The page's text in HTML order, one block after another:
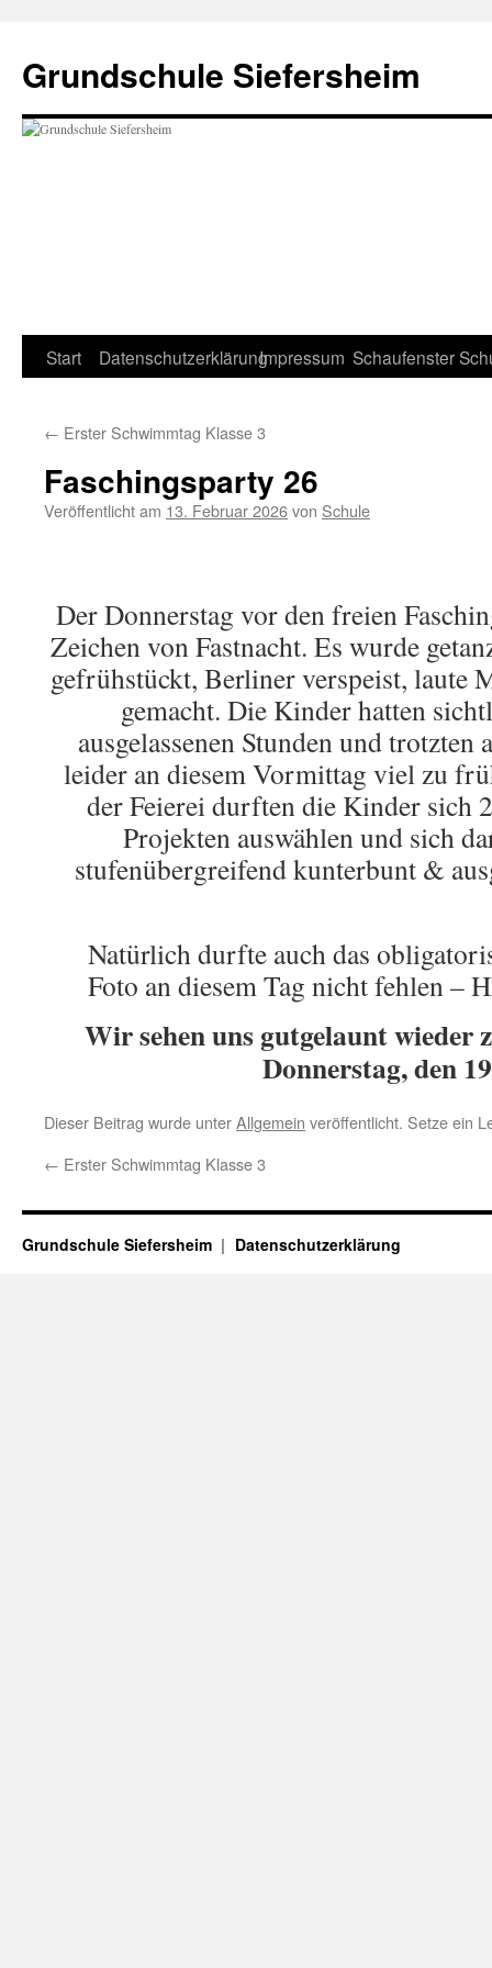
springen
Grundschule Siefersheim
Start DatenschutzerklärungImpressum Schaufenster
← Erster Schwimmtag Klasse 3
Faschingsparty 26
Veröffentlicht am 13. Februar 2026von Schule
Der Donnerstag vor den freien
Zeichen von Fastnacht. Es wurde
gefrühstückt, Berliner verspeist, laute
gemacht. Die Kinder hatten
ausgelassenen Stunden und trotzten
leider an diesem Vormittag viel zu
der Feierei durften die Kinder sich
Projekten auswählen und sich
stufenübergreifend kunterbunt &
Natürlich durfte auch das
Foto an diesem Tag nicht fehlen –
Wir sehen uns gutgelaunt wieder
Donnerstag, den
Dieser Beitrag wurde unterAllgemein veröffentlicht. Setze ein
← Erster Schwimmtag Klasse 3
Grundschule Siefersheim Datenschutzerklärung